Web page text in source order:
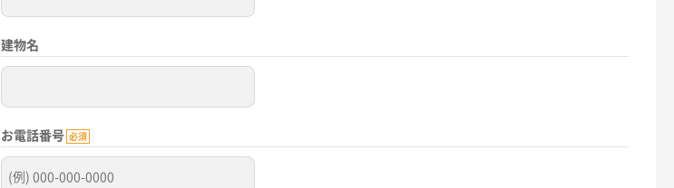
建物名
お電話番号 必須